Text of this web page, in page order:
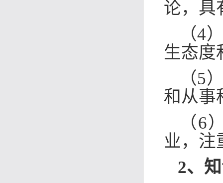
论，具
（4
生态度
（5
和从事
（6
业，注
2、